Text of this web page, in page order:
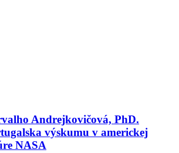
Andrejkovičová, PhD.
výskumu v americkej
NASA